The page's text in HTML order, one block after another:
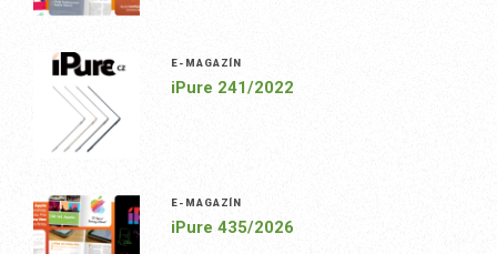
E-MAGAZÍN
iPure 241/2022
E-MAGAZÍN
iPure 435/2026